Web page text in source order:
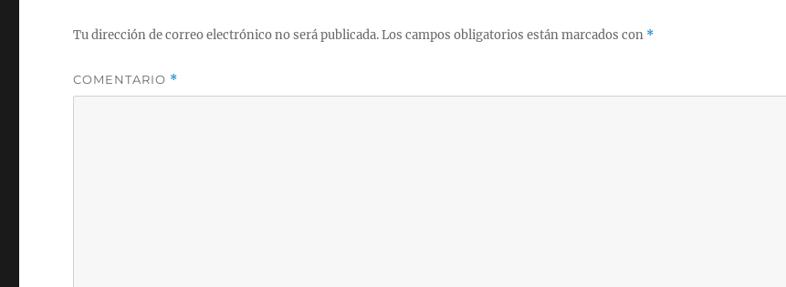
Tu dirección de correo electrónico no será publicada.Los campos obligatorios están marcados con *
COMENTARIO *